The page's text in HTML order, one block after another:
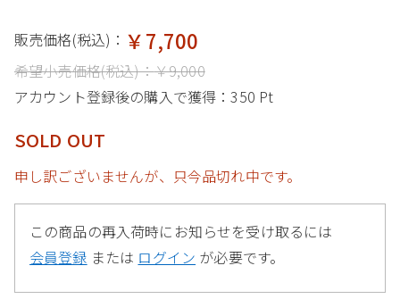
販売価格(税込)： ￥7,700
希望小売価格(税込)：￥9,000
アカウント登録後の購入で獲得：350 Pt
SOLD OUT
申し訳ございませんが、只今品切れ中です。
この商品の再入荷時にお知らせを受け取るには
会員登録 または ログイン が必要です。